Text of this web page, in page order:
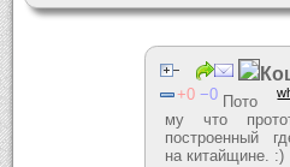
0 0 Пото
му что
построенный
на китайщине. :)